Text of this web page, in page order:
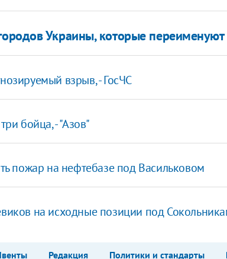
Украины, которые переименуют
взрыв, - ГосЧС
бойца, - "Азов"
пожар на нефтебазе под Васильковом
на исходные позиции под
Редакция Политики и стандарты